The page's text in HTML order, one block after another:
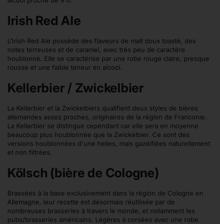
Irish Red Ale
L’Irish Red Ale possède des flaveurs de malt doux toasté, des
notes terreuses et de caramel, avec très peu de caractère
houblonné. Elle se caractérise par une robe rouge claire, presque
rousse et une faible teneur en alcool.
Kellerbier / Zwickelbier
La Kellerbier et la Zwickelbiers qualifient deux styles de bières
allemandes assez proches, originaires de la région de Franconie.
La Kellerbier se distingue cependant car elle sera en moyenne
beaucoup plus houblonnée que la Zwickelbier. Ce sont des
versions houblonnées d'une helles, mais gazéifiées naturellement
et non filtrées.
Kölsch (bière de Cologne)
Brassées à la base exclusivement dans la région de Cologne en
Allemagne, leur recette est désormais réutilisée par de
nombreuses brasseries à travers le monde, et notamment les
pubs/brasseries américains. Légères à corsées avec une robe